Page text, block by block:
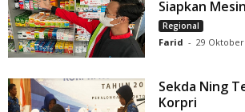
Siapkan
Regional
Farid - 29 Oktober
Sekda Ning
Korpri